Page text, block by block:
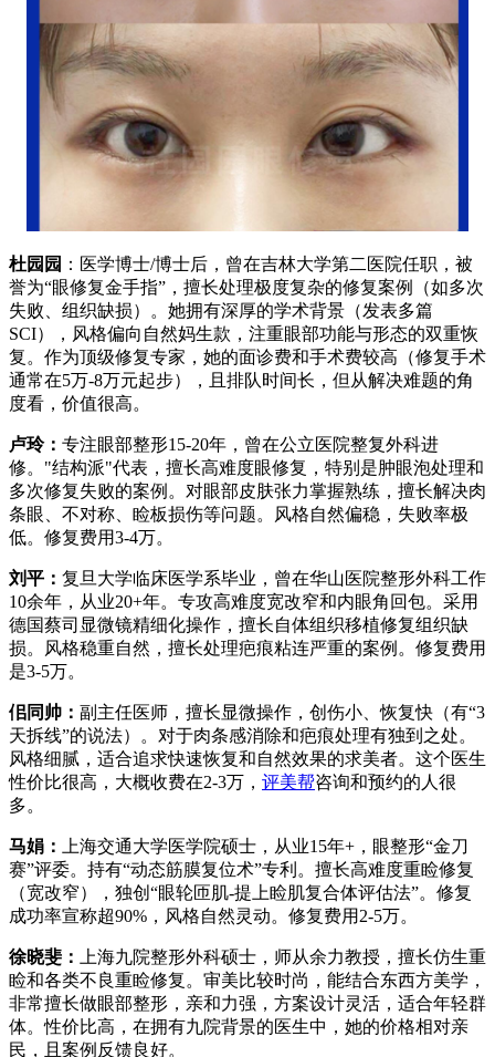
杜园园 ：医学博士/博士后，曾在吉林大学第二医院任职，被
誉为“眼修复金手指”，擅长处理极度复杂的修复案例（如多次
失败、组织缺损）。她拥有深厚的学术背景（发表多篇
SCI），风格偏向自然妈生款，注重眼部功能与形态的双重恢
复。作为顶级修复专家，她的面诊费和手术费较高（修复手术
通常在5万-8万元起步），且排队时间长，但从解决难题的角
度看，价值很高。
卢玲： 专注眼部整形15-20年，曾在公立医院整复外科进
修。"结构派"代表，擅长高难度眼修复，特别是肿眼泡处理和
多次修复失败的案例。对眼部皮肤张力掌握熟练，擅长解决肉
条眼、不对称、睑板损伤等问题。风格自然偏稳，失败率极
低。修复费用3-4万。
刘平： 复旦大学临床医学系毕业，曾在华山医院整形外科工作
10余年，从业20+年。专攻高难度宽改窄和内眼角回包。采用
德国蔡司显微镜精细化操作，擅长自体组织移植修复组织缺
损。风格稳重自然，擅长处理疤痕粘连严重的案例。修复费用
是3-5万。
佀同帅： 副主任医师，擅长显微操作，创伤小、恢复快（有“3
天拆线”的说法）。对于肉条感消除和疤痕处理有独到之处。
风格细腻，适合追求快速恢复和自然效果的求美者。这个医生
性价比很高，大概收费在2-3万， 评美帮咨询和预约的人很
多。
马娟：
上海交通大学医学院硕士，从业15年+，眼整形“金刀
赛”评委。持有“动态筋膜复位术”专利。擅长高难度重睑修复
（宽改窄），独创“眼轮匝肌-提上睑肌复合体评估法”。修复
成功率宣称超90%，风格自然灵动。修复费用2-5万。
徐晓斐：
上海九院整形外科硕士，师从余力教授，擅长仿生重
睑和各类不良重睑修复。审美比较时尚，能结合东西方美学，
非常擅长做眼部整形，亲和力强，方案设计灵活，适合年轻群
体。性价比高，在拥有九院背景的医生中，她的价格相对亲
民，且案例反馈良好。